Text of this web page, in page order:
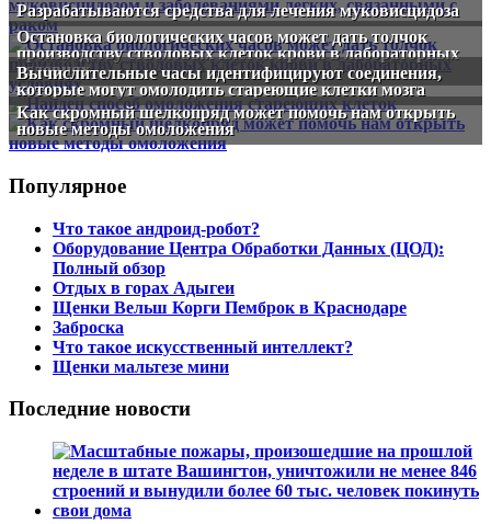
Разрабатываются средства для лечения муковисцидоза
Остановка биологических часов может дать толчок
производству стволовых клеток крови в лабораторных
условиях
Вычислительные часы идентифицируют соединения,
которые могут омолодить стареющие клетки мозга
Как скромный шелкопряд может помочь нам открыть
новые методы омоложения
Популярное
Что такое андроид-робот?
Оборудование Центра Обработки Данных (ЦОД):
Полный обзор
Отдых в горах Адыгеи
Щенки Вельш Корги Пемброк в Краснодаре
Заброска
Что такое искусственный интеллект?
Щенки мальтезе мини
Последние новости